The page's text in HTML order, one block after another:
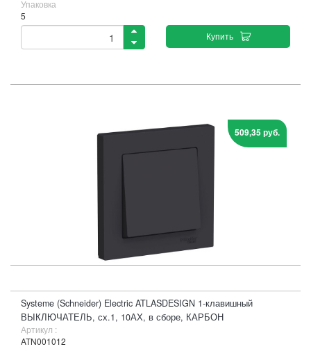
Упаковка
5
Купить
509,35 руб.
Systeme (Schneider) Electric ATLASDESIGN 1-клавишный
ВЫКЛЮЧАТЕЛЬ, сх.1, 10АХ, в сборе, КАРБОН
Артикул :
ATN001012